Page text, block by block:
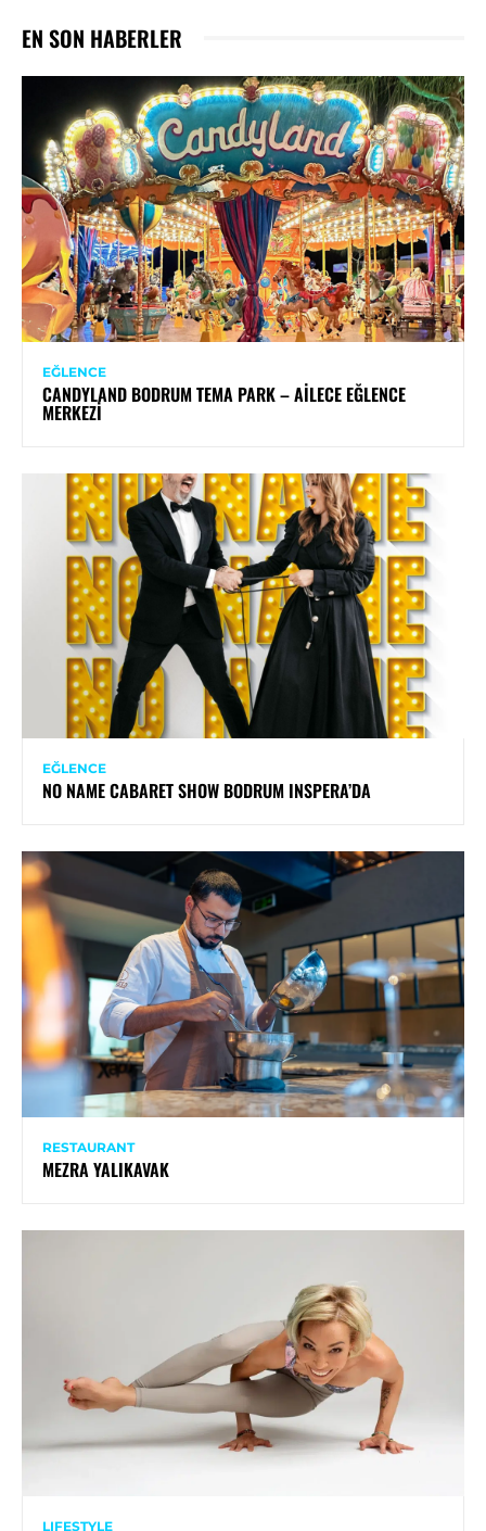
EN SON HABERLER
EĞLENCE
CANDYLAND BODRUM TEMA PARK – AILECE EĞLENCE
MERKEZI
EĞLENCE
NO NAME CABARET SHOW BODRUM INSPERA’DA
RESTAURANT
MEZRA YALIKAVAK
LIFESTYLE